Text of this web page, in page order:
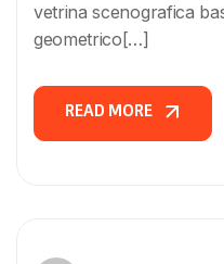
vetrina scenografica
geometrico[…]
READ MORE